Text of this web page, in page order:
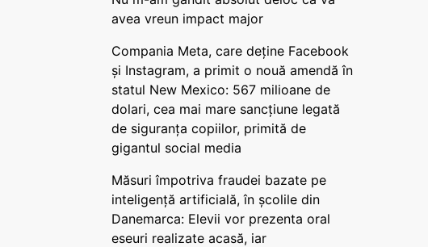
avea vreun impact major
Compania Meta, care deține Facebook
și Instagram, a primit o nouă amendă în
statul New Mexico: 567 milioane de
dolari, cea mai mare sancțiune legată
de siguranța copiilor, primită de
gigantul social media
Măsuri împotriva fraudei bazate pe
inteligență artificială, în școlile din
Danemarca: Elevii vor prezenta oral
eseuri realizate acasă, iar